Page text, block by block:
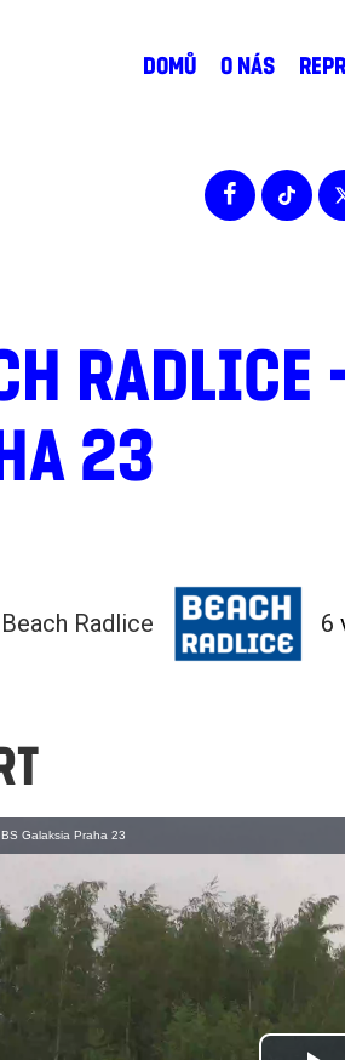
DOMŮ O NÁS
23
Beach Radlice 6